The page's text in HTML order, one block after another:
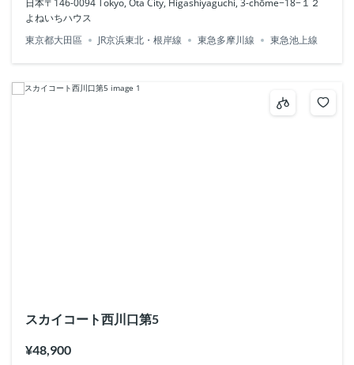
よねいちハウス
東京都大田區
JR京浜東北・根岸線 東急多摩川線 東急池上線
スカイコート西川口第5
¥48,900